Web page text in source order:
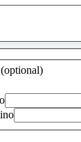
sugestão
encontrada
(optional)